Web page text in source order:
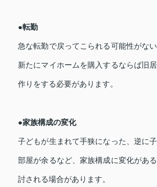
●転勤
急な転勤で戻ってこられる可能性がな
新たにマイホームを購入するならば旧
作りをする必要があります。
●家族構成の変化
子どもが生まれて手狭になった、逆に
部屋が余るなど、家族構成に変化があ
討される場合があります。